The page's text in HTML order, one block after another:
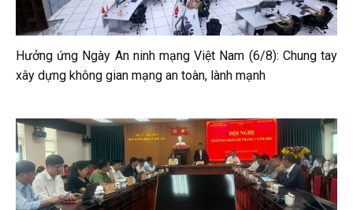
Hưởng ứng Ngày An ninh mạng Việt Nam (6/8): Chung tay
xây dựng không gian mạng an toàn, lành mạnh